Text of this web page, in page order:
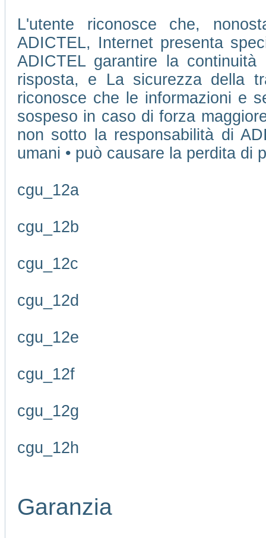
L'utente riconosce che,
ADICTEL, Internet presenta
ADICTEL garantire la
risposta, e La sicurezza della
riconosce che le informazioni e
sospeso in caso di forza
non sotto la responsabilità di
umani • può causare la perdita di
cgu_12a
cgu_12b
cgu_12c
cgu_12d
cgu_12e
cgu_12f
cgu_12g
cgu_12h
Garanzia